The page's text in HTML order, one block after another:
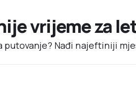
vrijeme za
putovanje? Nađi najeftiniji